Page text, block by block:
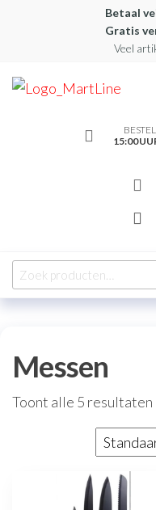
Betaal
Gratis
Veel
15:00
Messen
Toont alle 5 resultaten